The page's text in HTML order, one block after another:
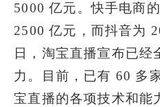
5000 亿元。快手电商
2500 亿元，而抖音为
日，淘宝直播宣布已经
力。目前，已有 60 多
宝直播的各项技术和能